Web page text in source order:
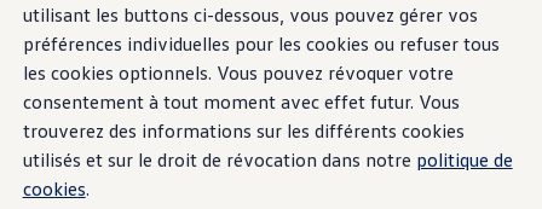
utilisant les buttons ci-dessous, vous pouvez gérer vos
préférences individuelles pour les cookies ou refuser tous
les cookies optionnels. Vous pouvez révoquer votre
consentement à tout moment avec effet futur. Vous
trouverez des informations sur les différents cookies
utilisés et sur le droit de révocation dans notre politique de
cookies.
principal
pied
de
page
Véhicules d'occasion
Leasing
Offres
Véhicules en stock
Rouler en électrique
Nos simulateurs
Simulateur d’autonomie
Simulateur de temps de recharge
Conseils d'entretien et
autonomie élevée